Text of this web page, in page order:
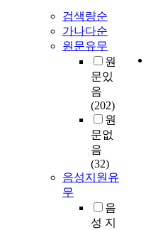
검색량순
가나다순
원문유무
원
문있
음
(202)
원
문없
음
(32)
음성지원유
무
음
성 지